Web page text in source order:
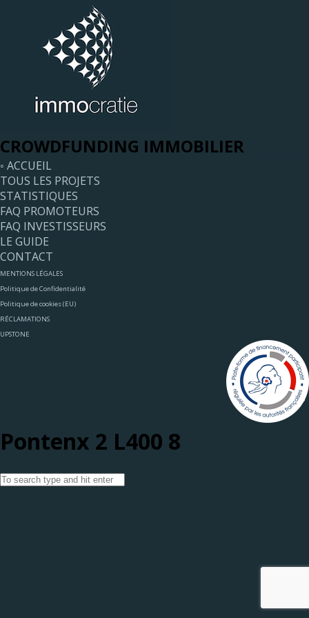
CROWDFUNDING IMMOBILIER
◦ ACCUEIL
TOUS LES PROJETS
STATISTIQUES
FAQ PROMOTEURS
FAQ INVESTISSEURS
LE GUIDE
CONTACT
MENTIONS LÉGALES
Politique de Confidentialité
Politique de cookies (EU)
RÉCLAMATIONS
UPSTONE
Pontenx 2 L400 8